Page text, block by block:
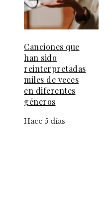
Canciones que
han sido
reinterpretadas
miles de veces
en diferentes
géneros
Hace 5 días